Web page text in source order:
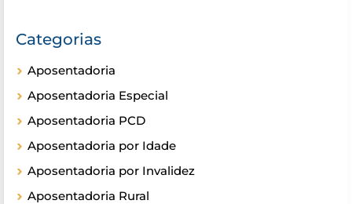
Categorias
Aposentadoria
Aposentadoria Especial
Aposentadoria PCD
Aposentadoria por Idade
Aposentadoria por Invalidez
Aposentadoria Rural